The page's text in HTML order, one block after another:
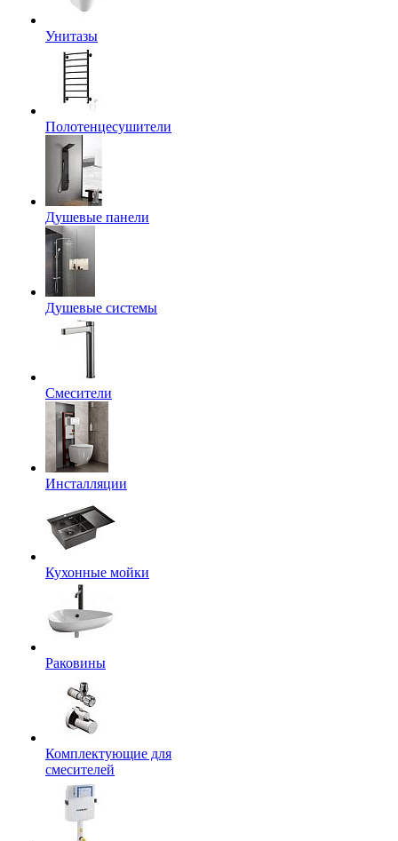
Унитазы
Полотенцесушители
Душевые панели
Душевые системы
Смесители
Инсталляции
Кухонные мойки
Раковины
Комплектующие для
смесителей